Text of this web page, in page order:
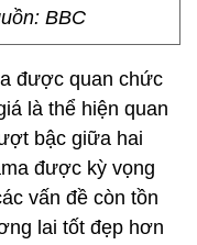
BBC
được quan chức
là thể hiện quan
bậc giữa hai
được kỳ vọng
vấn đề còn tồn
lai tốt đẹp hơn